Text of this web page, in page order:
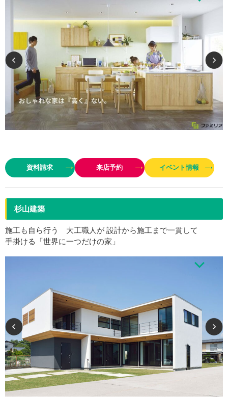
イン×高性能×高品質＞
資料請求 来店予約 イベント情報
杉山建築
施工も自ら行う 大工職人が 設計から施工まで一貫して
手掛ける「世界に一つだけの家」